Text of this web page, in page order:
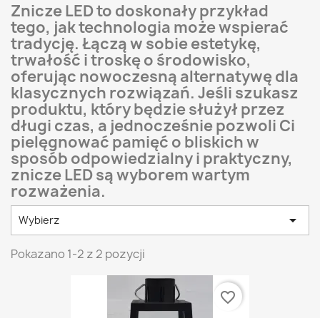
Znicze LED to doskonały przykład
tego, jak technologia może wspierać
tradycję. Łączą w sobie estetykę,
trwałość i troskę o środowisko,
oferując nowoczesną alternatywę dla
klasycznych rozwiązań. Jeśli szukasz
produktu, który będzie służył przez
długi czas, a jednocześnie pozwoli Ci
pielęgnować pamięć o bliskich w
sposób odpowiedzialny i praktyczny,
znicze LED są wyborem wartym
rozważenia.
Wybierz 
Pokazano 1-2 z 2 pozycji
favorite_border